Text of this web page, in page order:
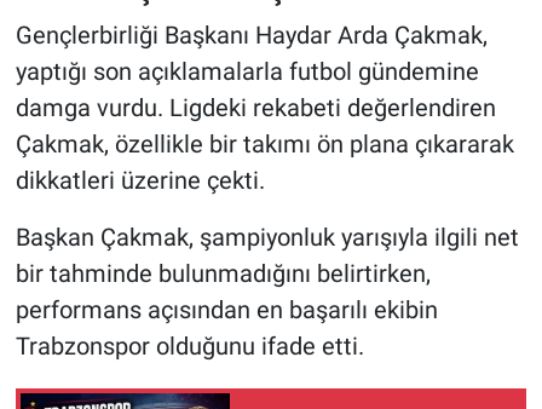
Gençlerbirliği Başkanı Haydar Arda Çakmak,
yaptığı son açıklamalarla futbol gündemine
damga vurdu. Ligdeki rekabeti değerlendiren
Çakmak, özellikle bir takımı ön plana çıkararak
dikkatleri üzerine çekti.
Başkan Çakmak, şampiyonluk yarışıyla ilgili net
bir tahminde bulunmadığını belirtirken,
performans açısından en başarılı ekibin
Trabzonspor olduğunu ifade etti.
HABERDE İNSAN
POLİTİKA
SPOR
MAGAZİN
Bilim, Teknoloji